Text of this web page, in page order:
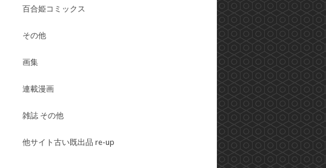
百合姫コミックス
その他
画集
連載漫画
雑誌 その他
他サイト古い既出品 re-up